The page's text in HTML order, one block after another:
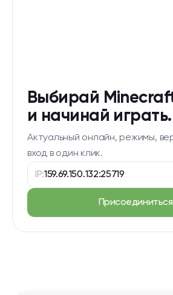
Выбирай
и начинай играть.
Актуальный онлайн, режимы,
вход в один клик.
IP:159.69.150.132:25719
Присоединиться